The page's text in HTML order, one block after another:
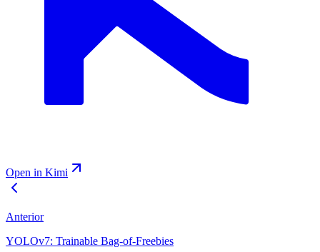
Open in Kimi
Anterior
YOLOv7: Trainable Bag-of-Freebies